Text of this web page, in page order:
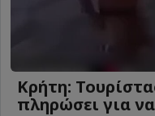
Κρήτη:
πληρώσει για